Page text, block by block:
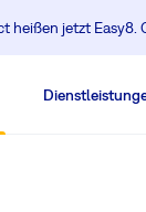
heißen jetzt